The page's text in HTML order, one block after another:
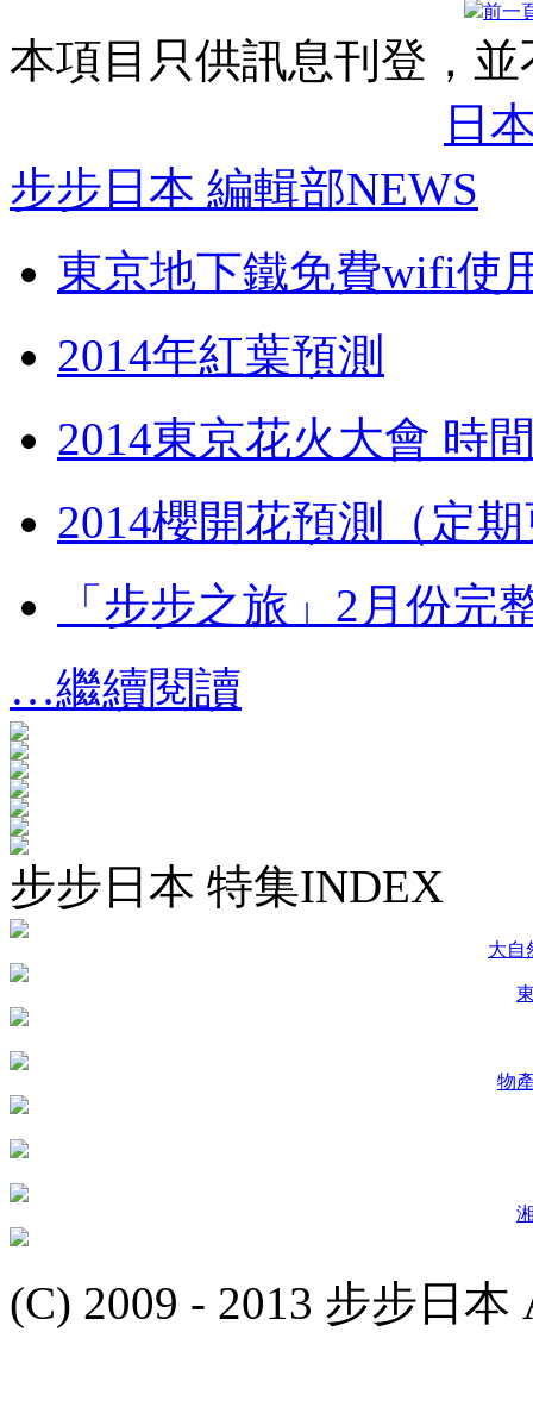
前一
本項目只供訊息刊登，
日
步步日本 編輯部NEWS
東京地下鐵免費wifi使
2014年紅葉預測
2014東京花火大會 時
2014櫻開花預測（定
「步步之旅」2月份完
…繼續閱讀
步步日本 特集INDEX
大自
物
(C) 2009 - 2013 步步日本